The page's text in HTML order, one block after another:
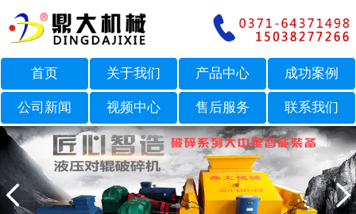
首页 关于我们 产品中心 成功案例
公司新闻 视频中心 售后服务 联系我们